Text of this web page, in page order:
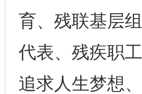
育、残联基层
代表、残疾职
追求人生梦想